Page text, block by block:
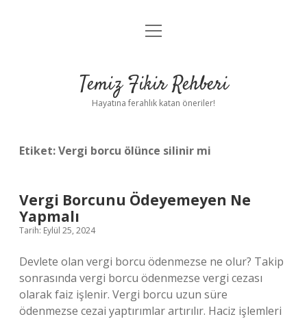
Anasayfa
Yasal Uyarı
menüyü
Temiz Fikir Rehberi
Hayatına ferahlık katan öneriler!
Etiket:Vergi borcu ölünce silinir mi
Vergi Borcunu Ödeyemeyen Ne
Yapmalı
Tarih: Eylül 25, 2024
Devlete olan vergi borcu ödenmezse ne olur? Takip
sonrasında vergi borcu ödenmezse vergi cezası
olarak faiz işlenir. Vergi borcu uzun süre
ödenmezse cezai yaptırımlar artırılır. Haciz işlemleri